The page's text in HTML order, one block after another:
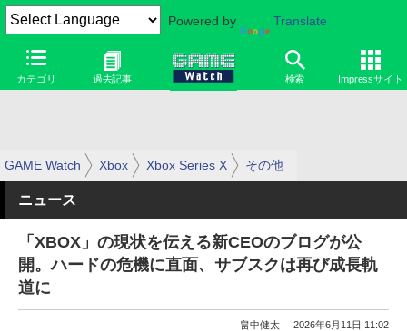
Powered by Translate
カテゴリ 過去記事 検索 Impressサイト
GAME Watch Xbox Xbox Series X その他
ニュース
「XBOX」の現状を伝える新CEOのブログが公
開。ハードの危機に直面、サブスクは再び成長軌
道に
畠中健太 2026年6月11日 11:02